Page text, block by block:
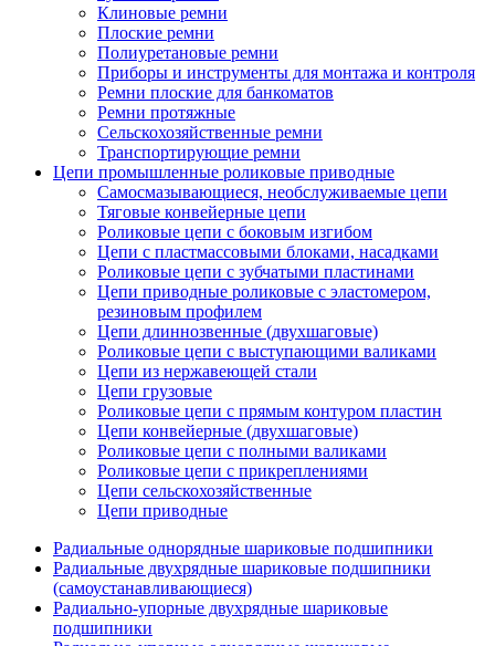
Клиновые ремни
Плоские ремни
Полиуретановые ремни
Приборы и инструменты для монтажа и контроля
Ремни плоские для банкоматов
Ремни протяжные
Сельскохозяйственные ремни
Транспортирующие ремни
Цепи промышленные роликовые приводные
Самосмазывающиеся, необслуживаемые цепи
Тяговые конвейерные цепи
Роликовые цепи с боковым изгибом
Цепи с пластмассовыми блоками, насадками
Роликовые цепи с зубчатыми пластинами
Цепи приводные роликовые с эластомером,
резиновым профилем
Цепи длиннозвенные (двухшаговые)
Роликовые цепи с выступающими валиками
Цепи из нержавеющей стали
Цепи грузовые
Роликовые цепи с прямым контуром пластин
Цепи конвейерные (двухшаговые)
Роликовые цепи с полными валиками
Роликовые цепи с прикреплениями
Цепи сельскохозяйственные
Цепи приводные
Радиальные однорядные шариковые подшипники
Радиальные двухрядные шариковые подшипники
(самоустанавливающиеся)
Радиально-упорные двухрядные шариковые
подшипники